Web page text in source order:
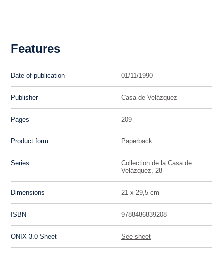
Features
Date of publication 01/11/1990
Publisher Casa de Velázquez
Pages 209
Product form Paperback
Series
Collection de la Casa de
Velázquez, 28
Dimensions 21 x 29,5 cm
ISBN 9788486839208
ONIX 3.0 Sheet See sheet